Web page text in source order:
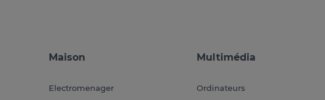
Maison
Electromenager
Multimédia
Ordinateurs